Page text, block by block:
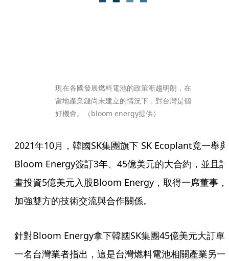
現在各國發展燃料電池的政策漸趨明朗，在
當地產業鏈尚未建立的情況下，對台灣是個
好機會。（bloom energy提供）
2021年10月，韓國SK集團旗下 SK Ecoplant竟一舉與
Bloom Energy簽訂3年、45億美元的大合約，並且計
畫投資5億美元入股Bloom Energy，取得一席董事，
加強雙方的技術交流與合作關係。
針對Bloom Energy拿下韓國SK集團45億美元大訂單
一名台灣業者指出，這是台灣燃料電池相關產業另一